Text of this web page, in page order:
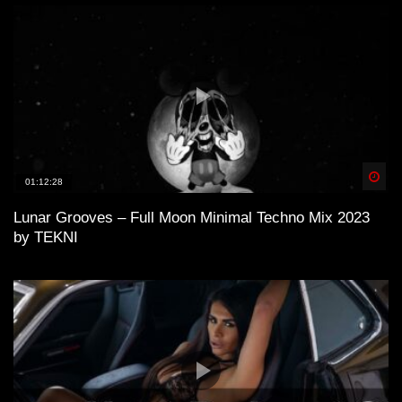
01:12:28
Lunar Grooves – Full Moon Minimal Techno Mix 2023
by TEKNI